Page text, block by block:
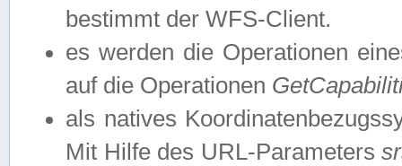
bestimmt der WFS-Client.
es werden die Operationen
auf die Operationen
als natives
Mit Hilfe des URL-Parameters